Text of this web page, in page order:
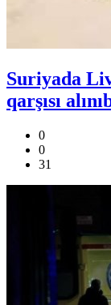
Suriyada
qarşısı
0
0
31